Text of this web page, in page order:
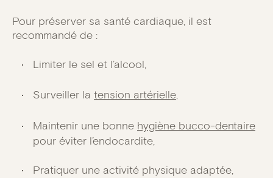
Pour préserver sa santé cardiaque, il est
recommandé de :
Limiter le sel et l’alcool,
Surveiller la tension artérielle,
Maintenir une bonne hygiène bucco-dentaire
pour éviter l’endocardite,
Pratiquer une activité physique adaptée,